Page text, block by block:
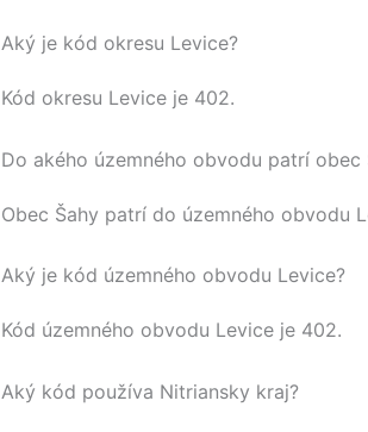
Aký je kód okresu Levice?
Kód okresu Levice je 402.
Do akého územného obvodu patrí obec
Obec Šahy patrí do územného obvodu
Aký je kód územného obvodu Levice?
Kód územného obvodu Levice je 402.
Aký kód používa Nitriansky kraj?